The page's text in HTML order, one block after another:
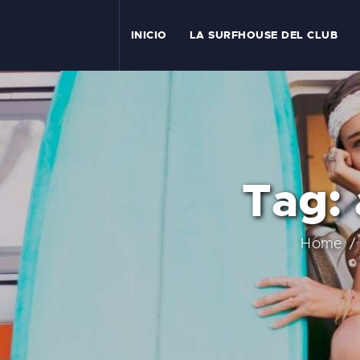
INICIO LA SURFHOUSE DEL CLUB
Tag:
Home